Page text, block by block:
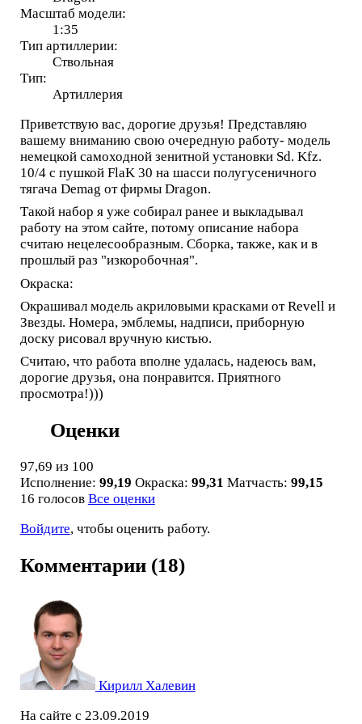
Масштаб модели:
1:35
Тип артиллерии:
Ствольная
Тип:
Артиллерия
Приветствую вас, дорогие друзья! Представляю
вашему вниманию свою очередную работу- модель
немецкой самоходной зенитной установки Sd. Kfz.
10/4 с пушкой FlaK 30 на шасси полугусеничного
тягача Demag от фирмы Dragon.
Такой набор я уже собирал ранее и выкладывал
работу на этом сайте, потому описание набора
считаю нецелесообразным. Сборка, также, как и в
прошлый раз "изкоробочная".
Окраска:
Окрашивал модель акриловыми красками от Revell и
Звезды. Номера, эмблемы, надписи, приборную
доску рисовал вручную кистью.
Считаю, что работа вполне удалась, надеюсь вам,
дорогие друзья, она понравится. Приятного
просмотра!)))
Оценки
97,69 из 100
Исполнение: 99,19 Окраска: 99,31 Матчасть: 99,15
16 голосов Все оценки
Войдите, чтобы оценить работу.
Комментарии (18)
Кирилл Халевин
На сайте с 23.09.2019